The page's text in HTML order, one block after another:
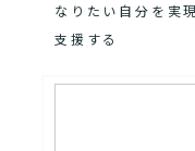
なりたい自分を実
支援する